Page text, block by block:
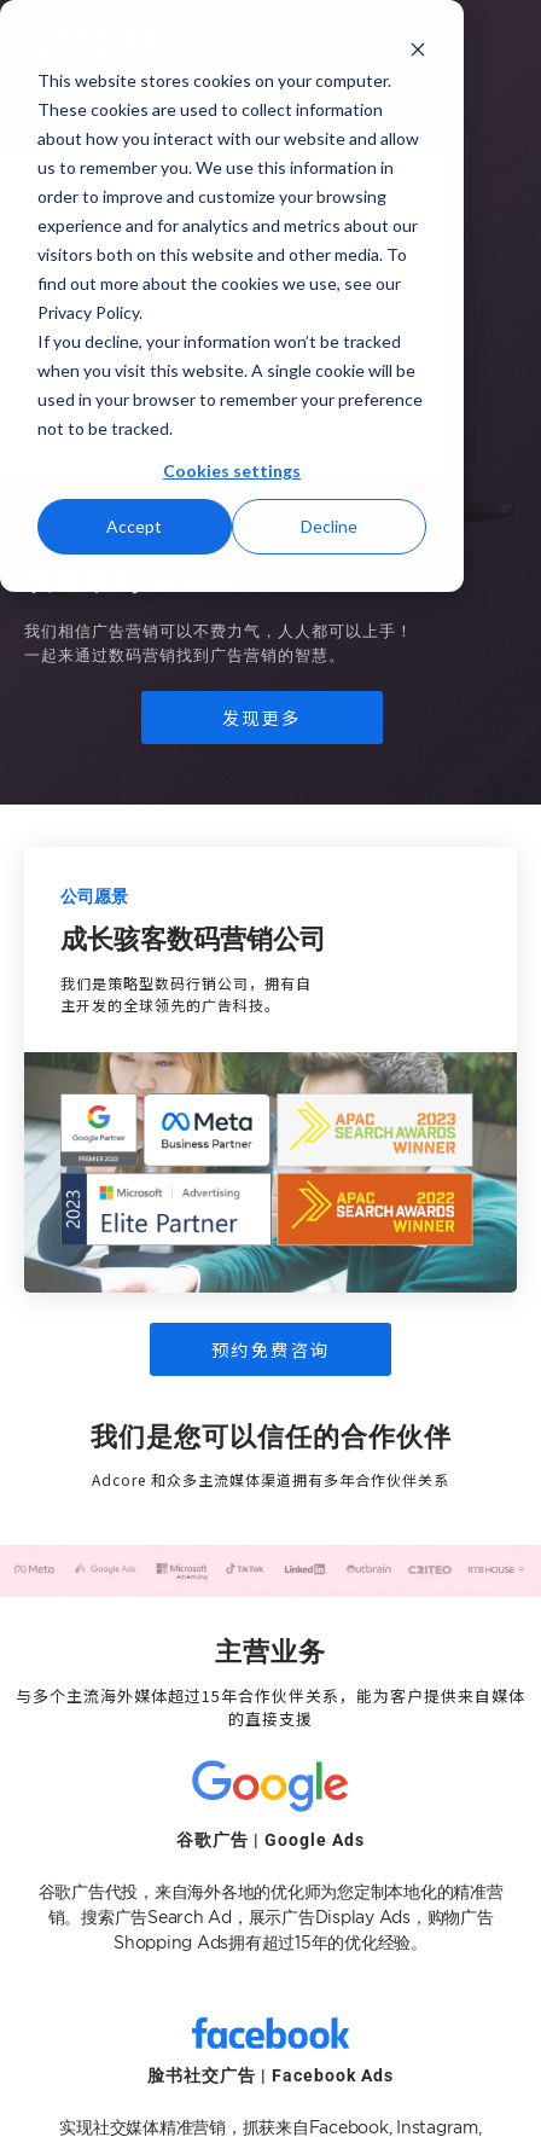
This website stores cookies on your computer.
These cookies are used to collect information
about how you interact with our website and allow
us to remember you. We use this information in
order to improve and customize your browsing
experience and for analytics and metrics about our
visitors both on this website and other media. To
find out more about the cookies we use, see our
Privacy Policy.
If you decline, your information won’t be tracked
when you visit this website. A single cookie will be
used in your browser to remember your preference
not to be tracked.
Cookies settings
Accept Decline
我们相信广告营销可以不费力气，人人都可以上手！
一起来通过数码营销找到广告营销的智慧。
发现更多
公司愿景
成长骇客数码营销公司
我们是策略型数码行销公司，拥有自
主开发的全球领先的广告科技。
预约免费咨询
我们是您可以信任的合作伙伴
Adcore 和众多主流媒体渠道拥有多年合作伙伴关系
主营业务
与多个主流海外媒体超过15年合作伙伴关系，能为客户提供来自媒体
的直接支援
谷歌广告 | Google Ads
谷歌广告代投，来自海外各地的优化师为您定制本地化的精准营
销。搜索广告Search Ad，展示广告Display Ads，购物广告
Shopping Ads拥有超过15年的优化经验。
脸书社交广告 | Facebook Ads
实现社交媒体精准营销，抓获来自Facebook, Instagram,